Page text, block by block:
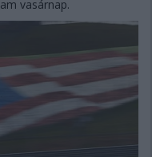
vasárnap.